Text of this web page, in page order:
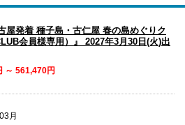
屋発着 種子島・古仁屋 春の島めぐりク
会員様専用）』 2027年3月30日(火)出
～ 561,470円
月